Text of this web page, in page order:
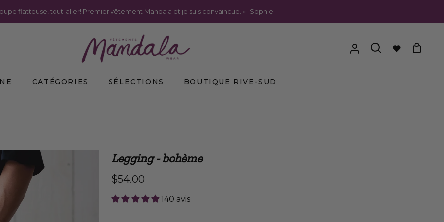
flatteuse, tout-aller! Premier vêtement Mandala et je suis convaincue. » -Sophie
Mon
Recherche
Panier
CATÉGORIES SÉLECTIONS BOUTIQUE RIVE-SUD
Legging - bohème
$54.00
140 avis